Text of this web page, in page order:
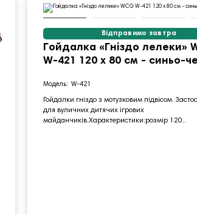
Відправимо завтра
Гойдалка «Гніздо лелеки»
W-421 120 х 80 см - синьо-
W-421
Гойдалки гніздо з мотузковим підвісом.
для вуличних дитячих ігрових
майданчиків.Характеристики:розмір 120..